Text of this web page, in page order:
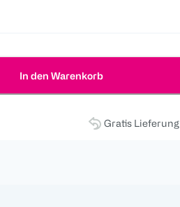
In den Warenkorb
Gratis